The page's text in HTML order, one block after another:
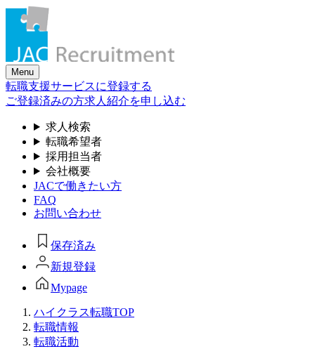
Skip
content
Menu
転職支援サービスに登録する
ご登録済みの方求人紹介を申し込む
求人検索
転職希望者
採用担当者
会社概要
JACで働きたい方
FAQ
お問い合わせ
保存済み
新規登録
Mypage
ハイクラス転職TOP
転職情報
転職活動